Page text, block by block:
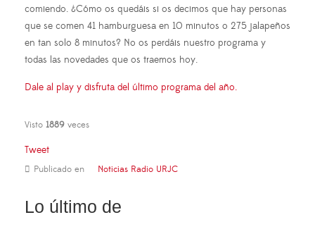
comiendo. ¿Cómo os quedáis si os decimos que hay personas
que se comen 41 hamburguesa en 10 minutos o 275 jalapeños
en tan solo 8 minutos? No os perdáis nuestro programa y
todas las novedades que os traemos hoy.
Dale al play y disfruta del último programa del año.
Visto 1889 veces
Tweet
Publicado en Noticias Radio URJC
Lo último de